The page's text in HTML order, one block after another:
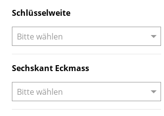
Schlüsselweite
Sechskant Eckmass